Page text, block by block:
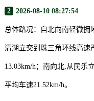
销量榜
2 2026-08-10 08:27:54
总体路况：自北向南轻微拥
清湖立交到珠三角环线高速
13.03km/h；南向北,从民乐
平均车速21.52km/h。